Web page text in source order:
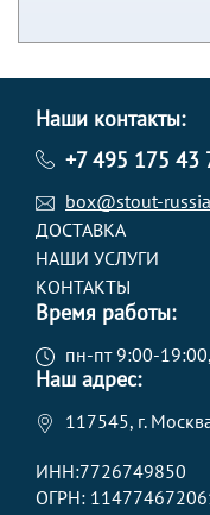
Наши контакты:
+7 495 175 43
box@stout-
ДОСТАВКА
НАШИ УСЛУГИ
КОНТАКТЫ
Время работы:
пн-пт 9:00-
Наш адрес:
117545, г.
ИНН:7726749850
ОГРН: